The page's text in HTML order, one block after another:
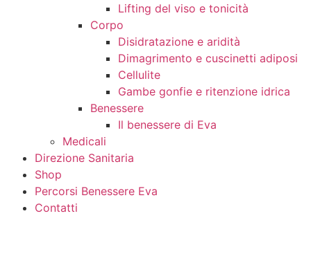
Lifting del viso e tonicità
Corpo
Disidratazione e aridità
Dimagrimento e cuscinetti adiposi
Cellulite
Gambe gonfie e ritenzione idrica
Benessere
Il benessere di Eva
Medicali
Direzione Sanitaria
Shop
Percorsi Benessere Eva
Contatti